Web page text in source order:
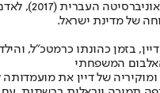
שלמה בובליק מטעם
של מדינת ישראל.
בזמן כהונתו כרמטכ"ל,
המשפחתי
של דיין את